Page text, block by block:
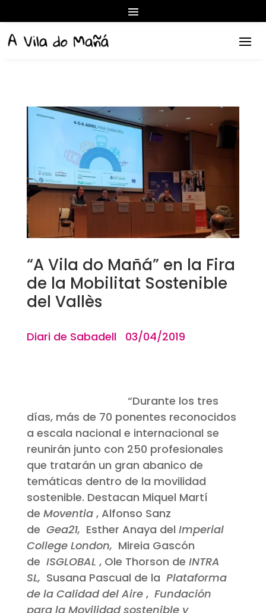
“A Vila do Mañá” en la Fira
de la Mobilitat Sostenible
del Vallès
Diari de Sabadell 03/04/2019
“Durante los tres
días, más de 70 ponentes reconocidos
a escala nacional e internacional se
reunirán junto con 250 profesionales
que tratarán un gran abanico de
temáticas dentro de la movilidad
sostenible. Destacan Miquel Martí
de Moventia, Alfonso Sanz
de Gea21, Esther Anaya del Imperial
College London, Mireia Gascón
de ISGLOBAL , Ole Thorson de INTRA
SL, Susana Pascual de la Plataforma
de la Calidad del Aire, Fundación
para la Movilidad sostenible y